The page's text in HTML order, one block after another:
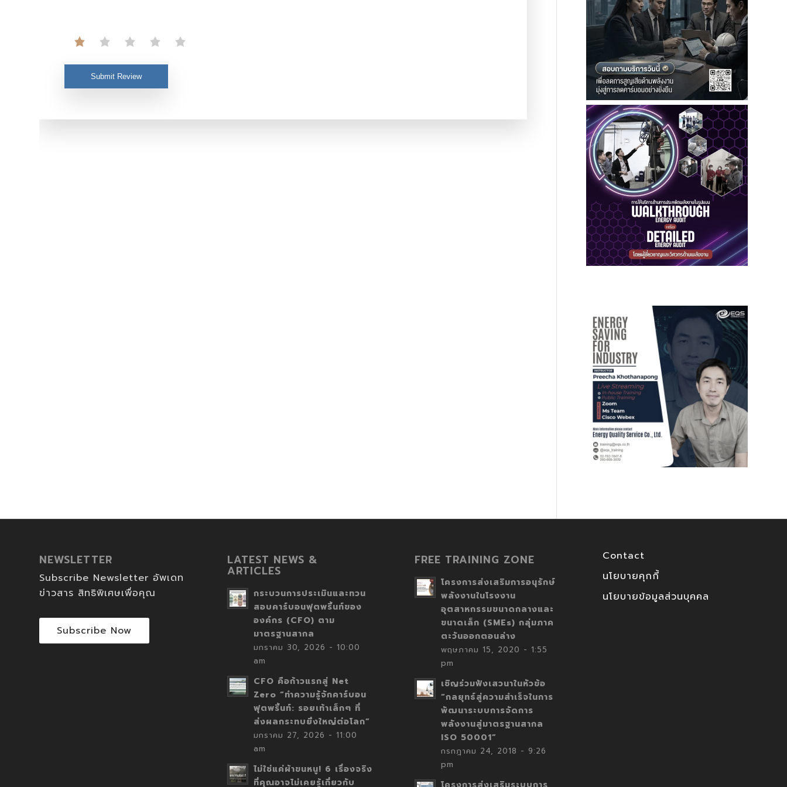
Submit Review
NEWSLETTER
Subscribe Newsletter อัพเดท
ข่าวสาร สิทธิพิเศษเพื่อคุณ
Subscribe Now
LATEST NEWS &
ARTICLES
กระบวนการประเมินและทวน
สอบคาร์บอนฟุตพริ้นท์ของ
องค์กร (CFO) ตาม
มาตรฐานสากล
มกราคม 30, 2026 - 10:00
am
CFO คือก้าวแรกสู่ Net
Zero “ทำความรู้จักคาร์บอน
ฟุตพริ้นท์: รอยเท้าเล็กๆ ที่
ส่งผลกระทบยิ่งใหญ่ต่อโลก”
มกราคม 27, 2026 - 11:00
am
ไม่ใช่แค่ผ้าขนหนู! 6 เรื่องจริง
ที่คุณอาจไม่เคยรู้เกี่ยวกับ
FREE TRAINING ZONE
โครงการส่งเสริมการอนุรักษ์
พลังงานในโรงงาน
อุตสาหกรรมขนาดกลางและ
ขนาดเล็ก (SMEs) กลุ่มภาค
ตะวันออกตอนล่าง
พฤษภาคม 15, 2020 - 1:55
pm
เชิญร่วมฟังเสวนาในหัวข้อ
“กลยุทธ์สู่ความสำเร็จในการ
พัฒนาระบบการจัดการ
พลังงานสู่มาตรฐานสากล
ISO 50001”
กรกฎาคม 24, 2018 - 9:26
pm
Contact
นโยบายคุกกี้
นโยบายข้อมูลส่วนบุคคล